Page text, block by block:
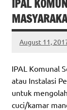
IPAL
August 11,
IPAL Komunal
atau Instalasi
untuk
cuci/kamar